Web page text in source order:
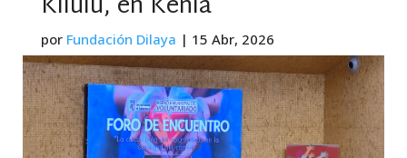
por Fundación Dilaya | 15 Abr, 2026
leer más